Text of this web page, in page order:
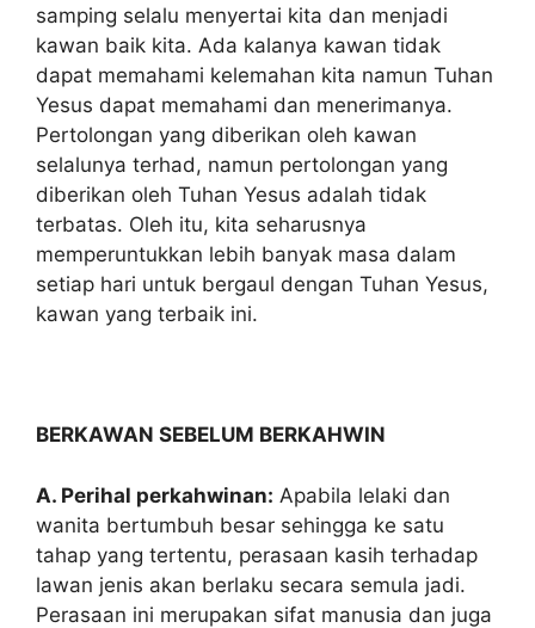
samping selalu menyertai kita dan menjadi
kawan baik kita. Ada kalanya kawan tidak
dapat memahami kelemahan kita namun Tuhan
Yesus dapat memahami dan menerimanya.
Pertolongan yang diberikan oleh kawan
selalunya terhad, namun pertolongan yang
diberikan oleh Tuhan Yesus adalah tidak
terbatas. Oleh itu, kita seharusnya
memperuntukkan lebih banyak masa dalam
setiap hari untuk bergaul dengan Tuhan Yesus,
kawan yang terbaik ini.
BERKAWAN SEBELUM BERKAHWIN
A. Perihal perkahwinan: Apabila lelaki dan
wanita bertumbuh besar sehingga ke satu
tahap yang tertentu, perasaan kasih terhadap
lawan jenis akan berlaku secara semula jadi.
Perasaan ini merupakan sifat manusia dan juga